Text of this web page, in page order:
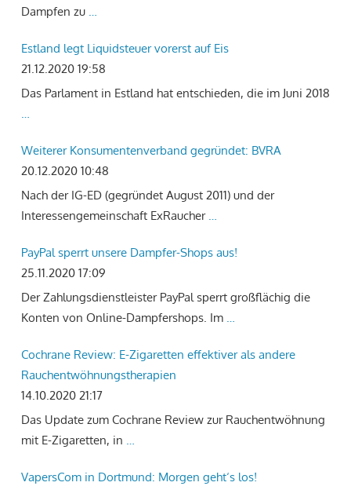
Dampfen zu …
Estland legt Liquidsteuer vorerst auf Eis
21.12.2020 19:58
Das Parlament in Estland hat entschieden, die im Juni 2018
…
Weiterer Konsumentenverband gegründet: BVRA
20.12.2020 10:48
Nach der IG-ED (gegründet August 2011) und der
Interessengemeinschaft ExRaucher …
PayPal sperrt unsere Dampfer-Shops aus!
25.11.2020 17:09
Der Zahlungsdienstleister PayPal sperrt großflächig die
Konten von Online-Dampfershops. Im …
Cochrane Review: E-Zigaretten effektiver als andere
Rauchentwöhnungstherapien
14.10.2020 21:17
Das Update zum Cochrane Review zur Rauchentwöhnung
mit E-Zigaretten, in …
VapersCom in Dortmund: Morgen geht‘s los!